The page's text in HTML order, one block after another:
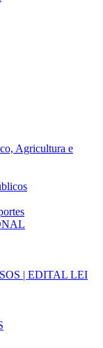
Agricultura e
| EDITAL LEI